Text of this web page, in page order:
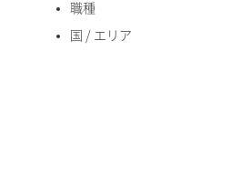
職種
国 / エリア